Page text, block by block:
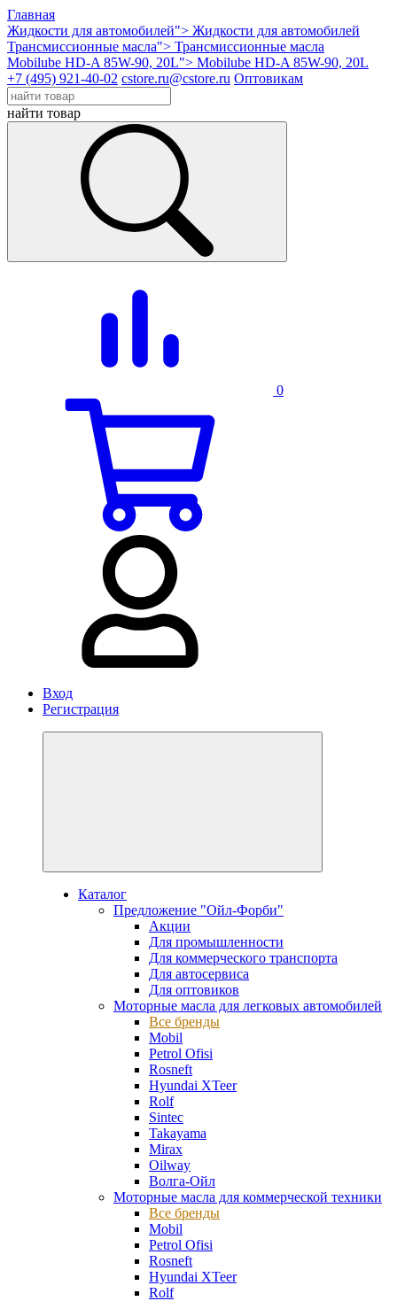
Главная
Жидкости для автомобилей"> Жидкости для автомобилей
Трансмиссионные масла"> Трансмиссионные масла
Mobilube HD-A 85W-90, 20L"> Mobilube HD-A 85W-90, 20L
+7 (495) 921-40-02 cstore.ru@cstore.ru Оптовикам
найти товар
0
Вход
Регистрация
Каталог
Предложение "Ойл-Форби"
Акции
Для промышленности
Для коммерческого транспорта
Для автосервиса
Для оптовиков
Моторные масла для легковых автомобилей
Все бренды
Mobil
Petrol Ofisi
Rosneft
Hyundai XTeer
Rolf
Sintec
Takayama
Mirax
Oilway
Волга-Ойл
Моторные масла для коммерческой техники
Все бренды
Mobil
Petrol Ofisi
Rosneft
Hyundai XTeer
Rolf